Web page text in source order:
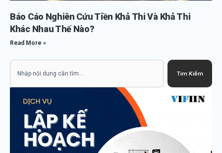
Báo Cáo Nghiên Cứu Tiền Khả Thi Và Khả Thi
Khác Nhau Thế Nào?
Read More »
Tìm Kiếm